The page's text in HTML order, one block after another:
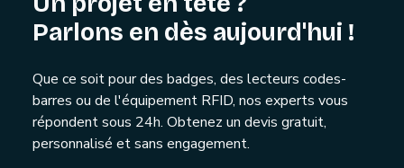
Parlons en dès aujourd'hui !
Que ce soit pour des badges, des lecteurs codes-
barres ou de l'équipement RFID, nos experts vous
répondent sous 24h. Obtenez un devis gratuit,
personnalisé et sans engagement.